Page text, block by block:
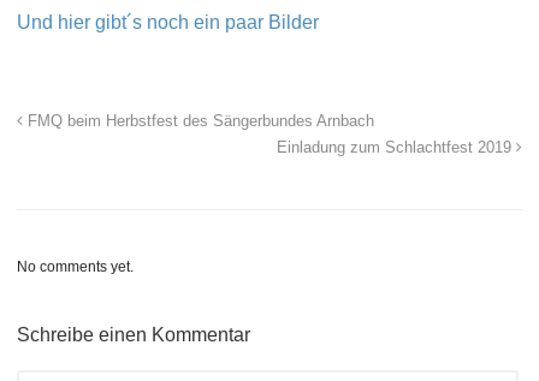
Und hier gibt´s noch ein paar Bilder
FMQ beim Herbstfest des Sängerbundes Arnbach
Einladung zum Schlachtfest 2019
No comments yet.
Schreibe einen Kommentar